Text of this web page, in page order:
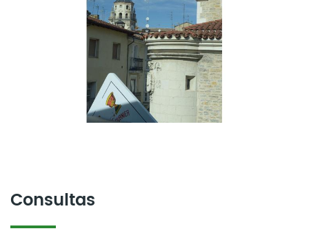
Consultas